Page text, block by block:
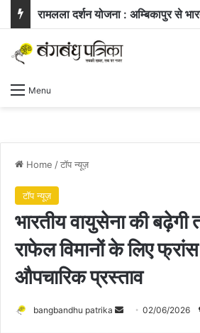
Menu
Home /टॉप न्यूज़
टॉप न्यूज़
भारतीय वायुसेना की बढ़ेगी
राफेल विमानों के लिए
औपचारिक प्रस्ताव
bangbandhu patrika
Send02/06/2026